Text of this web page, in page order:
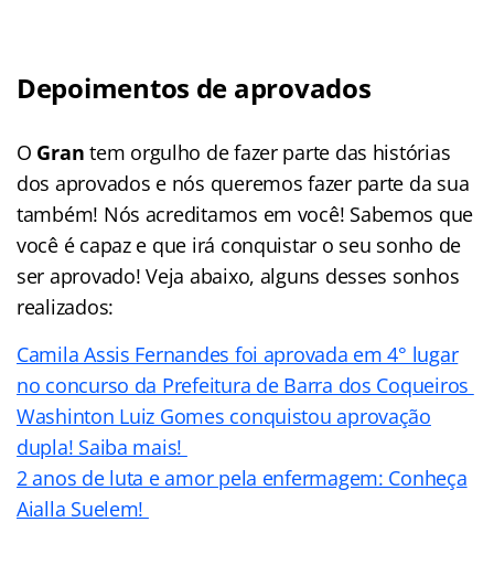
Depoimentos de aprovados
O Gran tem orgulho de fazer parte das histórias
dos aprovados e nós queremos fazer parte da sua
também! Nós acreditamos em você! Sabemos que
você é capaz e que irá conquistar o seu sonho de
ser aprovado! Veja abaixo, alguns desses sonhos
realizados:
Camila Assis Fernandes foi aprovada em 4° lugar
no concurso da Prefeitura de Barra dos Coqueiros
Washinton Luiz Gomes conquistou aprovação
dupla! Saiba mais!
2 anos de luta e amor pela enfermagem: Conheça
Aialla Suelem!